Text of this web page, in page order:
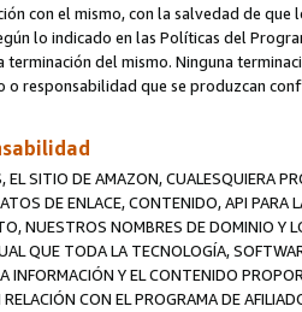
con el mismo, con la salvedad de
lo indicado en las Políticas del
terminación del mismo. Ninguna
o responsabilidad que se produzcan
EL SITIO DE AMAZON, CUALESQUIERA
DE ENLACE, CONTENIDO, API
NUESTROS NOMBRES DE DOMINIO Y
QUE TODA LA TECNOLOGÍA,
INFORMACIÓN Y EL CONTENIDO
RELACIÓN CON EL PROGRAMA DE